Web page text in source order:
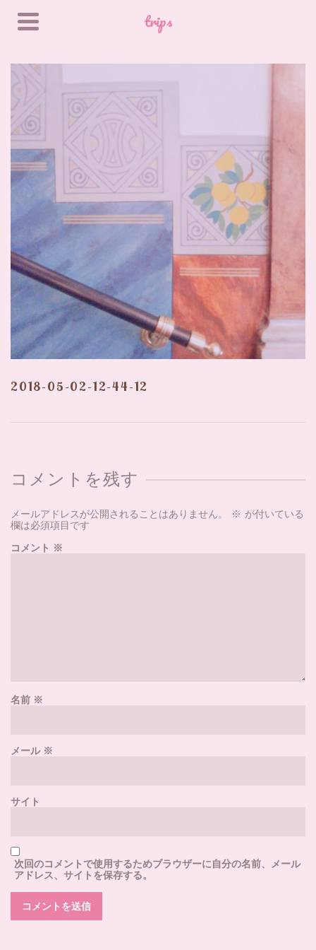
trips
2018-05-02-12-44-12
コメントを残す
メールアドレスが公開されることはありません。 ※ が付いている
欄は必須項目です
コメント ※
名前 ※
メール※
サイト
次回のコメントで使用するためブラウザーに自分の名前、メール
アドレス、サイトを保存する。